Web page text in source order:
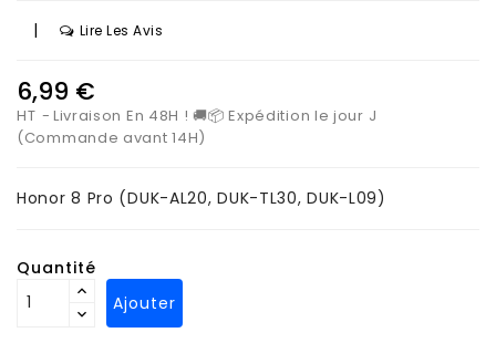
| Lire Les Avis
6,99 €
HT
Livraison En 48H ! 🚚📦 Expédition le jour J
(Commande avant 14H)
Honor 8 Pro (DUK-AL20, DUK-TL30, DUK-L09)
Quantité
Ajouter